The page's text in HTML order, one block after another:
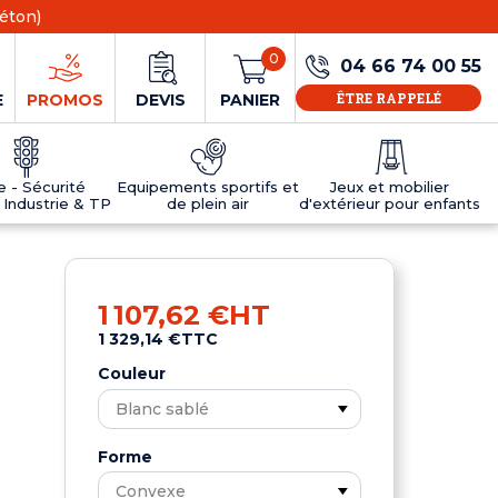
PROMOS DEVIS PANIER
0 04 66 74 00 55
ÊTRE RAPPELÉ
- Sécurité
& TP
Equipements sportifs et
de plein air
Tables de ping-pong en résine
Jeux et mobilier
d'extérieur pour enfants
MOBILIER D'EXTÉRIEUR POUR ENFANTS
1 107,62 €HT
1 329,14 €TTC
Couleur
Forme